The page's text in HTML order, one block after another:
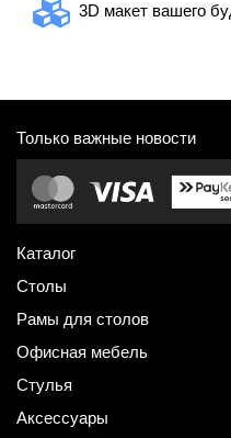
3D макет вашего
Только важные новости
Каталог
Столы
Рамы для столов
Офисная мебель
Стулья
Аксессуары